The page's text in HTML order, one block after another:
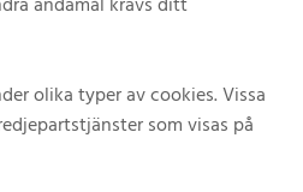
olika typer av cookies. Vissa
som visas på